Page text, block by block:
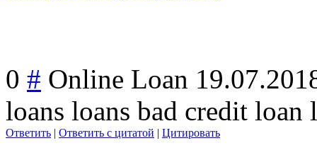
0 # Online Loan
loans loans bad credit loan
Ответить | Ответить с цитатой | Цитировать